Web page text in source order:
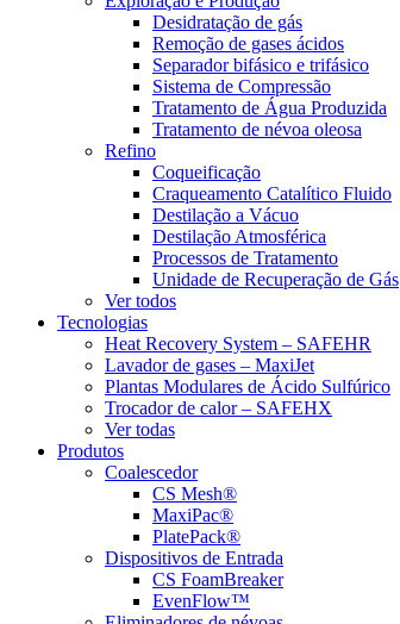
Desidratação de gás
Remoção de gases ácidos
Separador bifásico e trifásico
Sistema de Compressão
Tratamento de Água Produzida
Tratamento de névoa oleosa
Refino
Coqueificação
Craqueamento Catalítico Fluido
Destilação a Vácuo
Destilação Atmosférica
Processos de Tratamento
Unidade de Recuperação de Gás
Ver todos
Tecnologias
Heat Recovery System – SAFEHR
Lavador de gases – MaxiJet
Plantas Modulares de Ácido Sulfúrico
Trocador de calor – SAFEHX
Ver todas
Produtos
Coalescedor
CS Mesh®
MaxiPac®
PlatePack®
Dispositivos de Entrada
CS FoamBreaker
EvenFlow™